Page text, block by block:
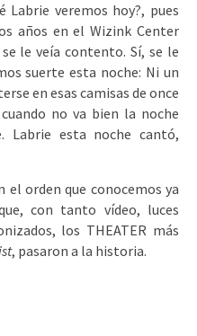
Labrie veremos hoy?, pues
años en el Wizink Center
le veía contento. Sí, se le
suerte esta noche: Ni un
en esas camisas de once
no va bien la noche
Labrie esta noche cantó,
el orden que conocemos ya
con tanto vídeo, luces
los THEATER más
, pasaron a la historia.